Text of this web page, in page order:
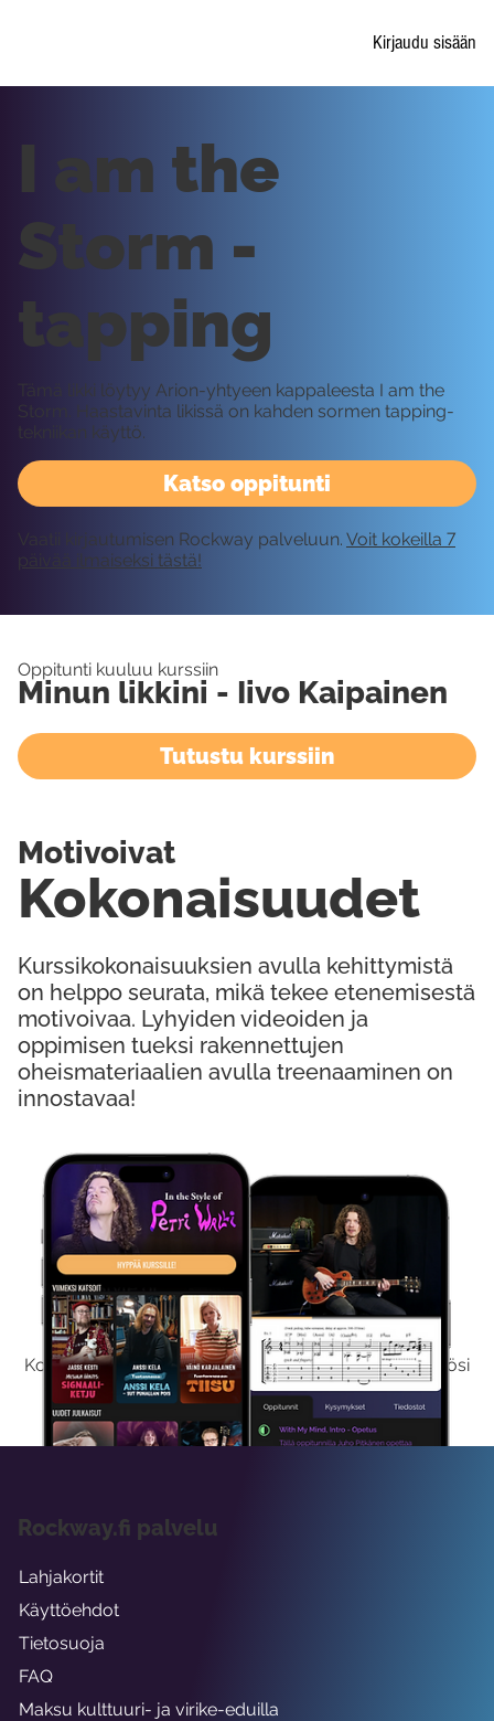
Kirjaudu sisään
Kokeile Ilmaiseksi
Kokeilemalla ilmaiseksi saat koko sisältömme käyttöösi
viikon ajaksi.
Katso oppitunti
I am the
Storm -
tapping
Tämä likki löytyy Arion-yhtyeen kappaleesta I am the
Storm. Haastavinta likissä on kahden sormen tapping-
tekniikan käyttö.
Vaatii kirjautumisen Rockway palveluun. Voit kokeilla 7
päivää ilmaiseksi tästä!
Oppitunti kuuluu kurssiin
Minun likkini - Iivo Kaipainen
Tutustu kurssiin
Kurssikokonaisuuksien avulla kehittymistä
on helppo seurata, mikä tekee etenemisestä
motivoivaa. Lyhyiden videoiden ja
oppimisen tueksi rakennettujen
oheismateriaalien avulla treenaaminen on
innostavaa!
Kokonaisuudet
Motivoivat
Rockway.fi palvelu
Lahjakortit
Käyttöehdot
Tietosuoja
FAQ
Maksu kulttuuri- ja virike-eduilla